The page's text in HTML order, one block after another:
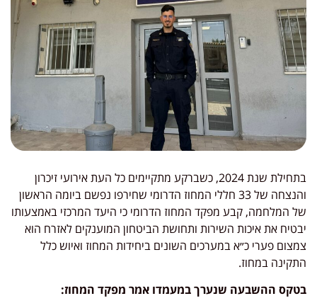
בתחילת שנת 2024, כשברקע מתקיימים כל העת אירועי זיכרון
והנצחה של 33 חללי המחוז הדרומי שחירפו נפשם ביומה הראשון
של המלחמה, קבע מפקד המחוז הדרומי כי היעד המרכזי באמצעותו
יבטיח את איכות השירות ותחושת הביטחון המוענקים לאזרח הוא
צמצום פערי כ״א במערכים השונים ביחידות המחוז ואיוש כלל
התקינה במחוז.
בטקס ההשבעה שנערך במעמדו אמר מפקד המחוז: